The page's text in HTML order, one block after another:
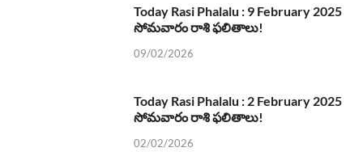
Today Rasi Phalalu : 9 February 2025
సోమవారం రాశి ఫలితాలు!
09/02/2026
Today Rasi Phalalu : 2 February 2025
సోమవారం రాశి ఫలితాలు!
02/02/2026